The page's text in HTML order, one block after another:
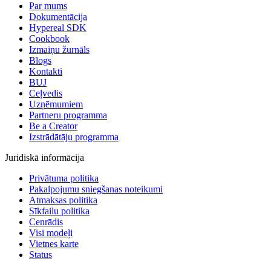
Par mums
Dokumentācija
Hypereal SDK
Cookbook
Izmaiņu žurnāls
Blogs
Kontakti
BUJ
Ceļvedis
Uzņēmumiem
Partneru programma
Be a Creator
Izstrādātāju programma
Juridiskā informācija
Privātuma politika
Pakalpojumu sniegšanas noteikumi
Atmaksas politika
Sīkfailu politika
Cenrādis
Visi modeļi
Vietnes karte
Status